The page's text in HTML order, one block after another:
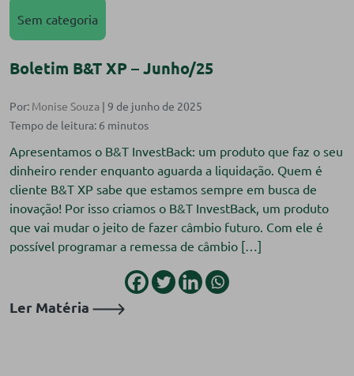
Sem categoria
Boletim B&T XP – Junho/25
Por: Monise Souza | 9 de junho de 2025
Apresentamos o B&T InvestBack: um produto que faz o seu
dinheiro render enquanto aguarda a liquidação. Quem é
cliente B&T XP sabe que estamos sempre em busca de
inovação! Por isso criamos o B&T InvestBack, um produto
que vai mudar o jeito de fazer câmbio futuro. Com ele é
possível programar a remessa de câmbio […]
Ler Matéria